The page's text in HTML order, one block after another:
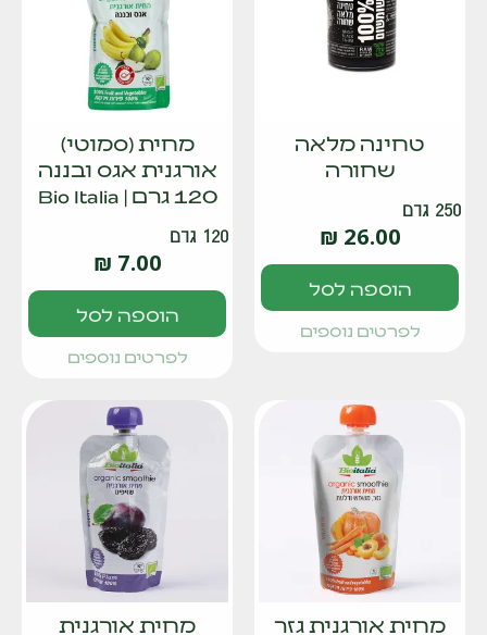
טחינה מלאה
שחורה
250 גרם
26.00
₪
הוספה לסל
לפרטים נוספים
מחית (סמוטי)
אורגנית אגס ובננה
120 גרם | Bio Italia
120 גרם
7.00
₪
הוספה לסל
לפרטים נוספים
מחית אורגנית גזר מחית אורגנית